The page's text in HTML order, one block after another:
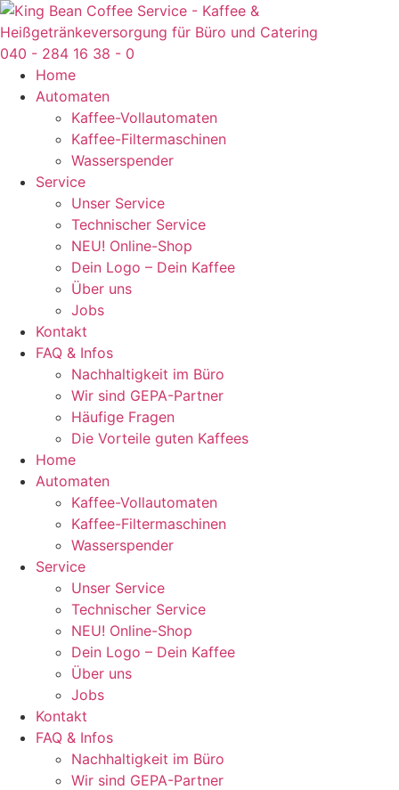
040 - 284 16 38 - 0
Home
Automaten
Kaffee-Vollautomaten
Kaffee-Filtermaschinen
Wasserspender
Service
Unser Service
Technischer Service
NEU! Online-Shop
Dein Logo – Dein Kaffee
Über uns
Jobs
Kontakt
FAQ & Infos
Nachhaltigkeit im Büro
Wir sind GEPA-Partner
Häufige Fragen
Die Vorteile guten Kaffees
Home
Automaten
Kaffee-Vollautomaten
Kaffee-Filtermaschinen
Wasserspender
Service
Unser Service
Technischer Service
NEU! Online-Shop
Dein Logo – Dein Kaffee
Über uns
Jobs
Kontakt
FAQ & Infos
Nachhaltigkeit im Büro
Wir sind GEPA-Partner